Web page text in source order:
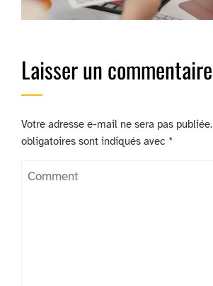
Laisser un commentaire
Votre adresse e-mail ne sera pas publiée.
obligatoires sont indiqués avec *